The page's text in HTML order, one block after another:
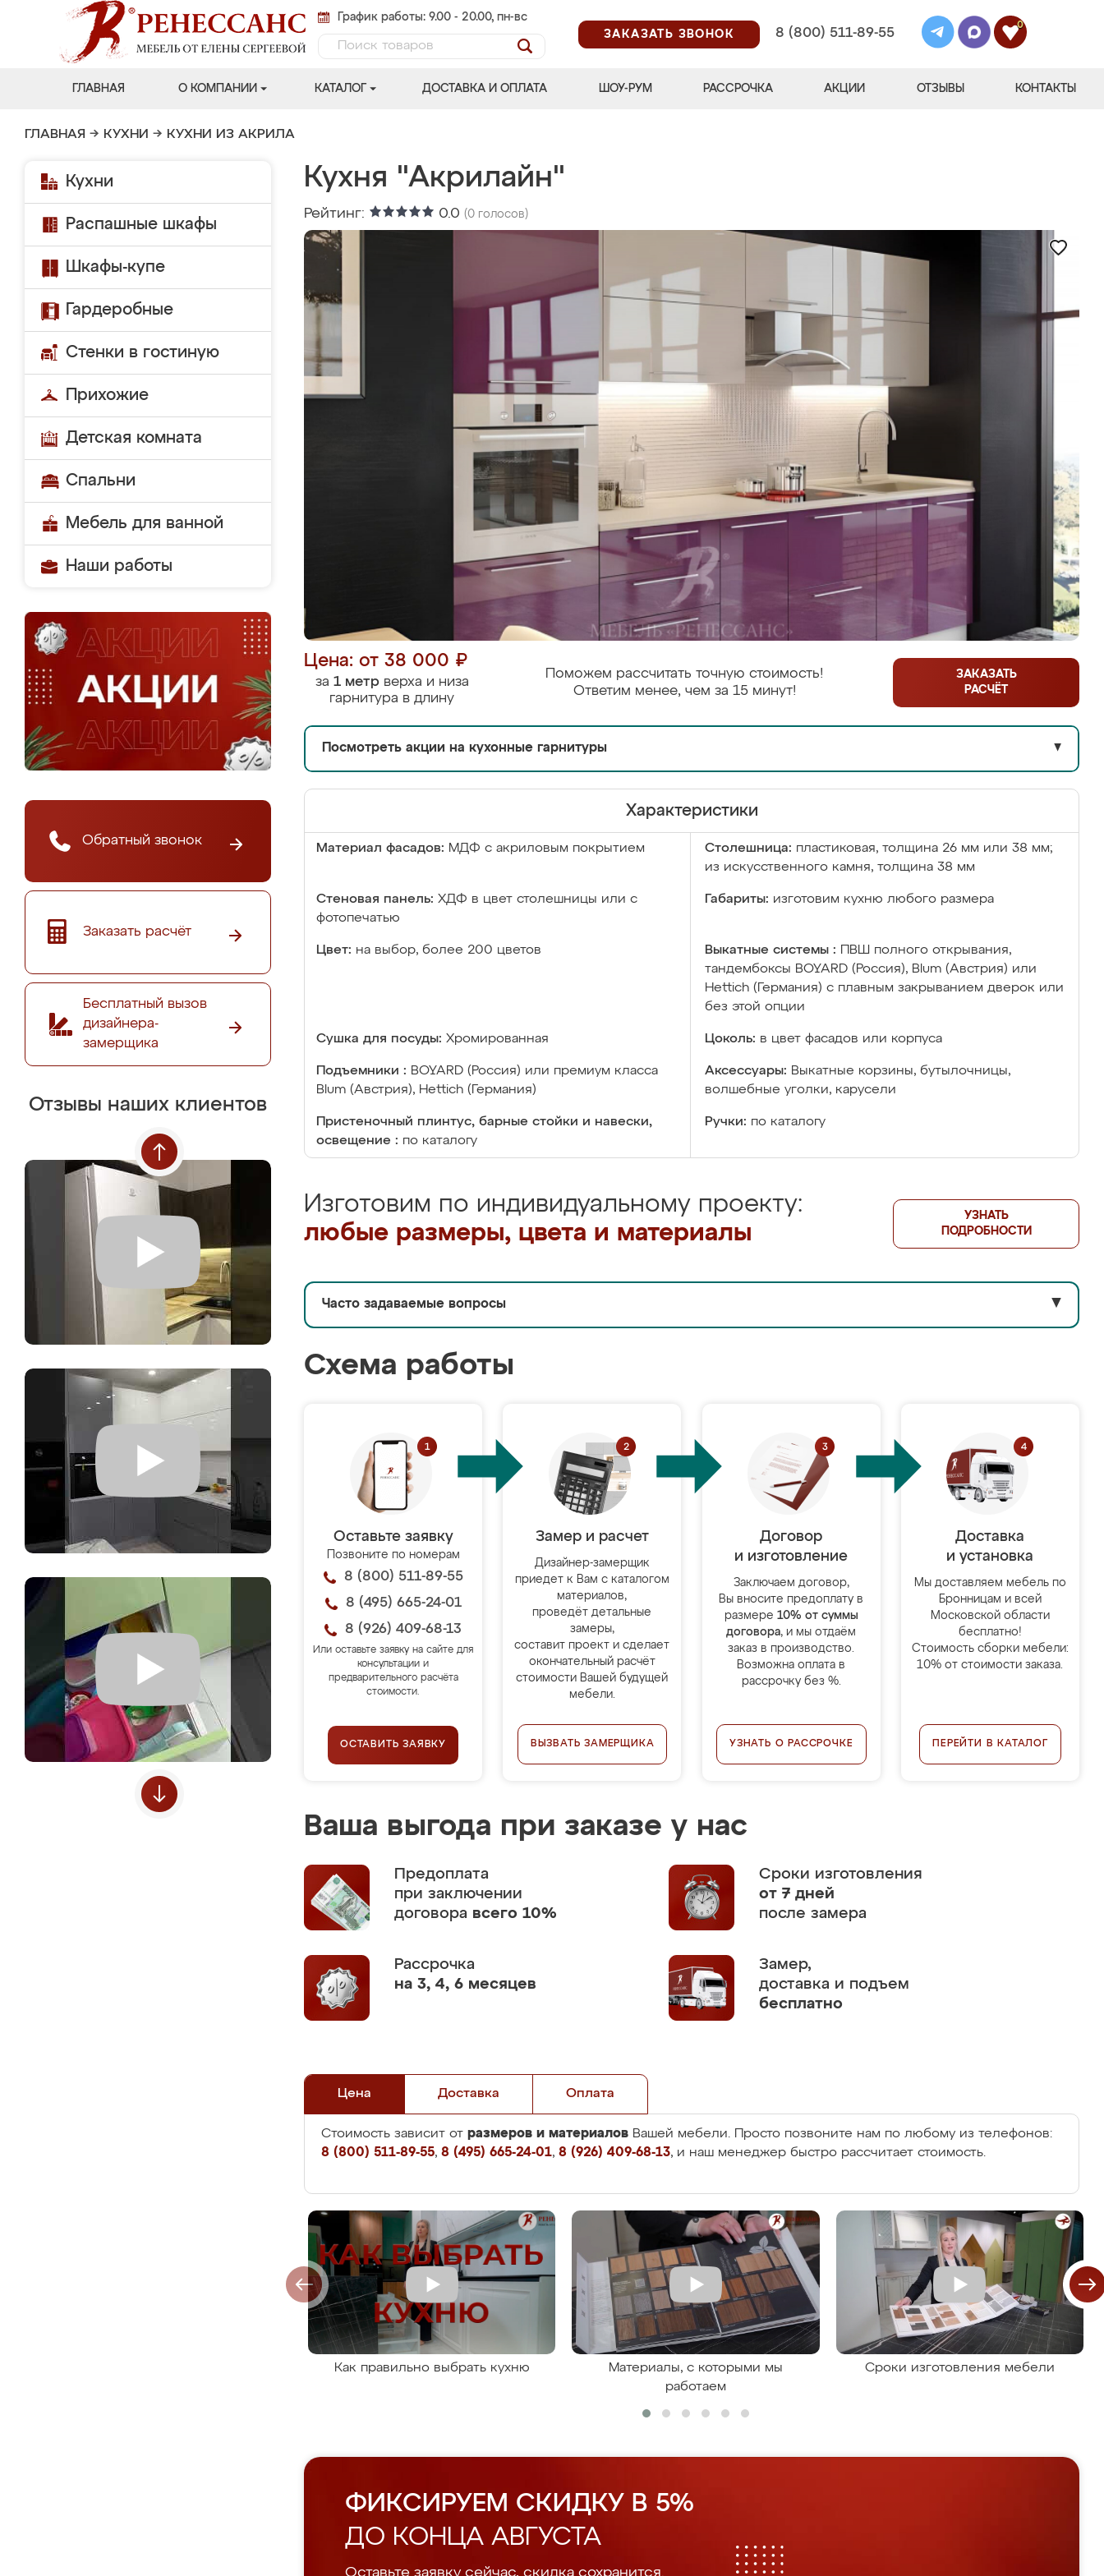
График работы: 9.00 - 20.00, пн-вс
ЗАКАЗАТЬ ЗВОНОК
8 (800) 511-89-55
0
ГЛАВНАЯ О КОМПАНИИ КАТАЛОГ ДОСТАВКА И ОПЛАТА ШОУ-РУМ РАССРОЧКА АКЦИИ ОТЗЫВЫ КОНТАКТЫ
ГЛАВНАЯ → КУХНИ → КУХНИ ИЗ АКРИЛА
Кухни
Распашные шкафы
Шкафы-купе
Гардеробные
Стенки в гостиную
Прихожие
Детская комната
Спальни
Мебель для ванной
Наши работы
Обратный звонок
Заказать расчёт
Бесплатный вызов
дизайнера-
замерщика
Отзывы наших клиентов
Кухня "Акрилайн"
Рейтинг: 0.0 (0 голосов)
Цена: от 38 000 ₽
за 1 метрверха и низа
гарнитура в длину
Поможем рассчитать точную стоимость!
Ответим менее, чем за 15 минут!
ЗАКАЗАТЬ
РАСЧЁТ
Посмотреть акции на кухонные гарнитуры ▼
Характеристики
Материал фасадов: МДФ с акриловым покрытием Столешница: пластиковая, толщина 26 мм или 38 мм;
из искусственного камня, толщина 38 мм
Стеновая панель: ХДФ в цвет столешницы или с
фотопечатью
Габариты: изготовим кухню любого размера
Цвет: на выбор, более 200 цветов Выкатные системы :
ПВШ полного открывания,
тандембоксы BOYARD (Россия), Blum (Австрия) или
Hettich (Германия) с плавным закрыванием дверок или
без этой опции
Сушка для посуды: Хромированная Цоколь: в цвет фасадов или корпуса
Подъемники : BOYARD (Россия) или премиум класса
Blum (Австрия), Hettich (Германия)
Аксессуары: Выкатные корзины, бутылочницы,
волшебные уголки, карусели
Пристеночный плинтус, барные стойки и навески,
освещение : по каталогу
Ручки: по каталогу
Изготовим по индивидуальному проекту:
любые размеры, цвета и материалы
УЗНАТЬ
ПОДРОБНОСТИ
Часто задаваемые вопросы ▼
Схема работы
Оставьте заявку
Позвоните по номерам
8 (800) 511-89-55
8 (495) 665-24-01
8 (926) 409-68-13
Или оставьте заявку на сайте для
консультации и
предварительного расчёта
стоимости.
ОСТАВИТЬ ЗАЯВКУ
Замер и расчет
Дизайнер-замерщик
приедет к Вам с каталогом
материалов,
проведёт детальные
замеры,
составит проект и сделает
окончательный расчёт
стоимости Вашей будущей
мебели.
ВЫЗВАТЬ ЗАМЕРЩИКА
Договор
и изготовление
Заключаем договор,
Вы вносите предоплату в
размере 10% от суммы
договора, и мы отдаём
заказ в производство.
Возможна оплата в
рассрочку без %.
УЗНАТЬ О РАССРОЧКЕ
Доставка
и установка
Мы доставляем мебель по
Бронницам и всей
Московской области
бесплатно!
Стоимость сборки мебели:
10% от стоимости заказа.
ПЕРЕЙТИ В КАТАЛОГ
Ваша выгода при заказе у нас
Предоплата
при заключении
договора всего 10%
Сроки изготовления
от 7 дней
после замера
Рассрочка
на 3, 4, 6 месяцев
Замер,
доставка и подъем
бесплатно
Цена Доставка Оплата
Стоимость зависит от размеров и материалов Вашей мебели. Просто позвоните нам по любому из телефонов:
8 (800) 511-89-55, 8 (495) 665-24-01, 8 (926) 409-68-13, и наш менеджер быстро рассчитает стоимость.
Как правильно выбрать кухню
Материалы, с которыми мы
работаем
Сроки изготовления мебели
ФИКСИРУЕМ СКИДКУ В 5%
ДО КОНЦА АВГУСТА
Оставьте заявку сейчас, скидка сохранится.